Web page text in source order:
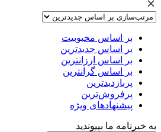
بر اساس محبوبیت
بر اساس جدیدترین
بر اساس ارزانترین
بر اساس گرانترین
پربازدیدترین
پرفروش‌ترین
پیشنهادهای ویژه
به خبرنامه ما بپیوندید